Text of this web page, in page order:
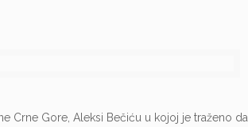
Crne Gore, Aleksi Bečiću u kojoj je traženo da